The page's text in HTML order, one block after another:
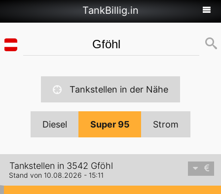
TankBillig.in
Tankstellen in der Nähe
Diesel Super 95 Strom
Tankstellen in 3542 Gföhl
Stand von 10.08.2026 - 15:11